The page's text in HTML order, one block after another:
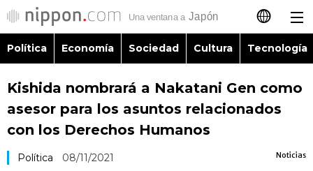
日本語
English
Política
Política Economía Sociedad Cultura Tecnología
Kishida nombrará a Nakatani Gen como
asesor para los asuntos relacionados
con los Derechos Humanos
Noticias
Política 08/11/2021